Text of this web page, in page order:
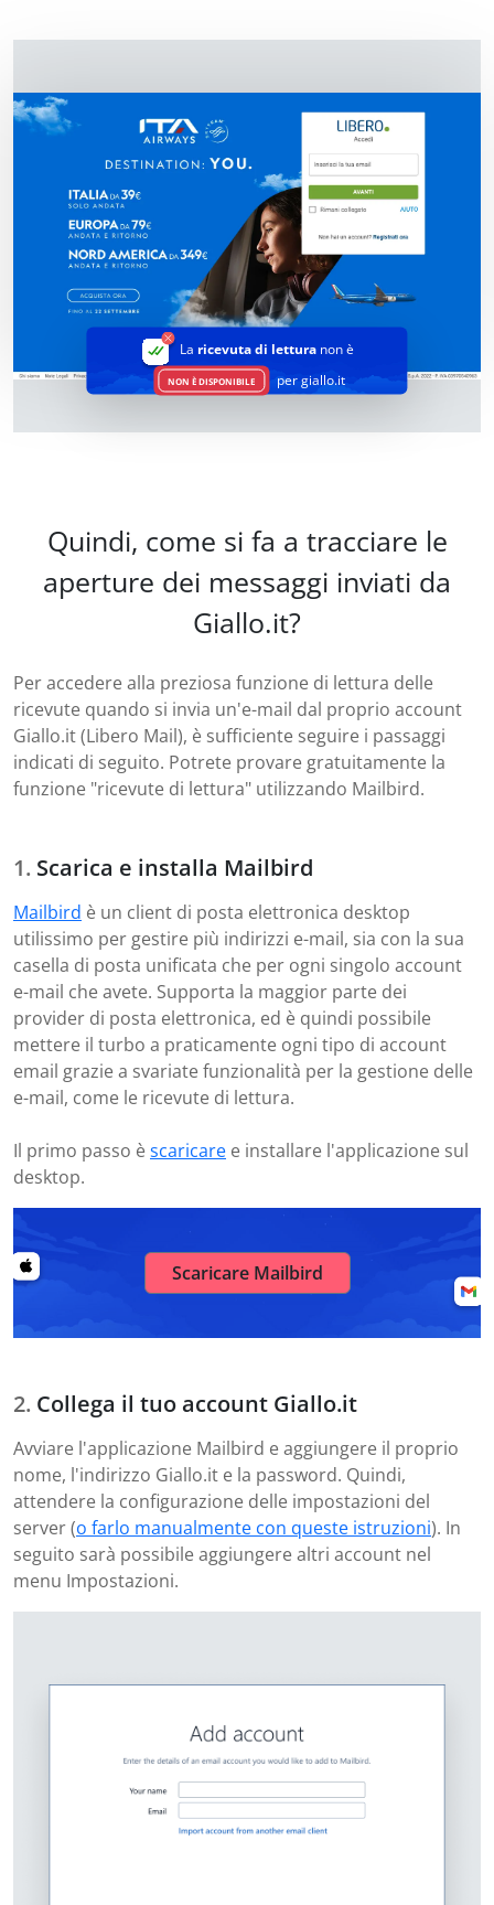
La ricevuta di lettura non è
NON È DISPONIBILE per giallo.it
Quindi, come si fa a tracciare le
aperture dei messaggi inviati da
Giallo.it?
Per accedere alla preziosa funzione di lettura delle
ricevute quando si invia un'e-mail dal proprio account
Giallo.it (Libero Mail), è sufficiente seguire i passaggi
indicati di seguito. Potrete provare gratuitamente la
funzione "ricevute di lettura" utilizzando Mailbird.
Scarica e installa Mailbird
Mailbird è un client di posta elettronica desktop
utilissimo per gestire più indirizzi e-mail, sia con la sua
casella di posta unificata che per ogni singolo account
e-mail che avete. Supporta la maggior parte dei
provider di posta elettronica, ed è quindi possibile
mettere il turbo a praticamente ogni tipo di account
email grazie a svariate funzionalità per la gestione delle
e-mail, come le ricevute di lettura.
Il primo passo èscaricare e installare l'applicazione sul
desktop.
Scaricare Mailbird
Collega il tuo account Giallo.it
Avviare l'applicazione Mailbird e aggiungere il proprio
nome, l'indirizzo Giallo.it e la password. Quindi,
attendere la configurazione delle impostazioni del
server (o farlo manualmente con queste istruzioni). In
seguito sarà possibile aggiungere altri account nel
menu Impostazioni.